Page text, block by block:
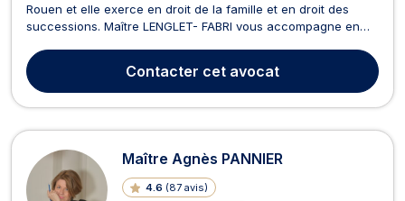
Rouen et elle exerce en droit de la famille et en droit des
successions. Maître LENGLET- FABRI vous accompagne en
ou contentieux, changement de nom, assurer un partage
équitable des biens, définir la pension alimenta...
Contacter cet avocat
Maître Agnès PANNIER
4.6 (87 avis)